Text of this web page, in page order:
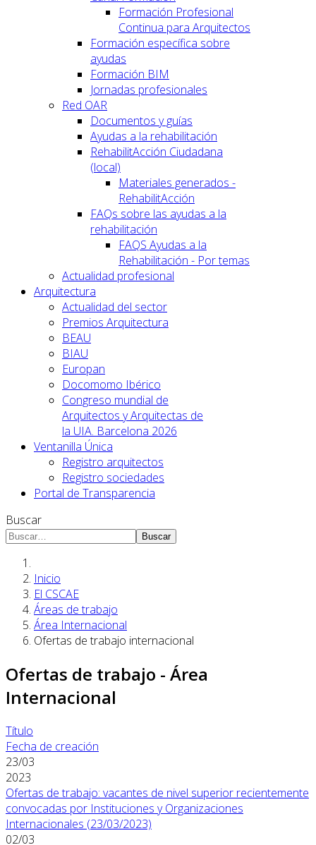
Formación Profesional
Continua para Arquitectos
Formación específica sobre
ayudas
Formación BIM
Jornadas profesionales
Red OAR
Documentos y guías
Ayudas a la rehabilitación
RehabilitAcción Ciudadana
(local)
Materiales generados -
RehabilitAcción
FAQs sobre las ayudas a la
rehabilitación
FAQS Ayudas a la
Rehabilitación - Por temas
Actualidad profesional
Arquitectura
Actualidad del sector
Premios Arquitectura
BEAU
BIAU
Europan
Docomomo Ibérico
Congreso mundial de
Arquitectos y Arquitectas de
la UIA. Barcelona 2026
Ventanilla Única
Registro arquitectos
Registro sociedades
Portal de Transparencia
Buscar
Buscar
Inicio
El CSCAE
Áreas de trabajo
Área Internacional
Ofertas de trabajo internacional
Ofertas de trabajo - Área
Internacional
Título
Fecha de creación
23/03
2023
Ofertas de trabajo: vacantes de nivel superior recientemente
convocadas por Instituciones y Organizaciones
Internacionales (23/03/2023)
02/03